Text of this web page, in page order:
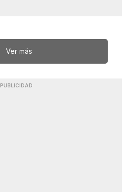
Ver más
PUBLICIDAD